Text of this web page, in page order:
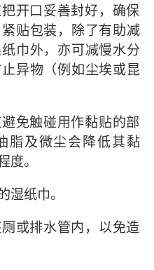
开口妥善封好，确保
贴包装，除了有助减
巾外，亦可减慢水分
异物（例如尘埃或昆
免触碰用作黏贴的部
脂及微尘会降低其黏
度。
湿纸巾。
或排水管内，以免造